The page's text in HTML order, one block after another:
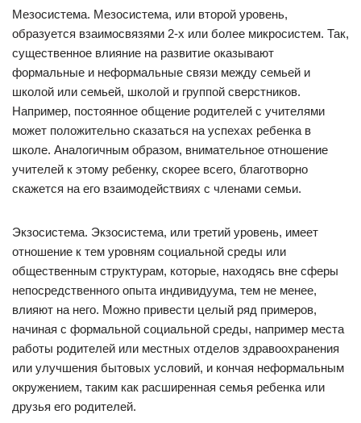
Мезосистема. Мезосистема, или второй уровень,
образуется взаимосвязями 2-х или более микросистем. Так,
существенное влияние на развитие оказывают
формальные и неформальные связи между семьей и
школой или семьей, школой и группой сверстников.
Например, постоянное общение родителей с учителями
может положительно сказаться на успехах ребенка в
школе. Аналогичным образом, внимательное отношение
учителей к этому ребенку, скорее всего, благотворно
скажется на его взаимодействиях с членами семьи.
Экзосистема. Экзосистема, или третий уровень, имеет
отношение к тем уровням социальной среды или
общественным структурам, которые, находясь вне сферы
непосредственного опыта индивидуума, тем не менее,
влияют на него. Можно привести целый ряд примеров,
начиная с формальной социальной среды, например места
работы родителей или местных отделов здравоохранения
или улучшения бытовых условий, и кончая неформальным
окружением, таким как расширенная семья ребенка или
друзья его родителей.